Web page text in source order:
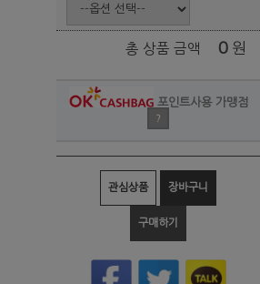
총 상품 금액 0 원
포인트사용 가맹점
?
관심상품 장바구니
구매하기